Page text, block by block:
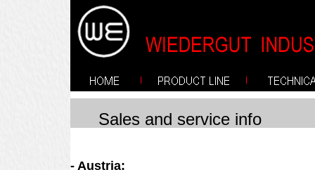
Sales and service info
- Austria: